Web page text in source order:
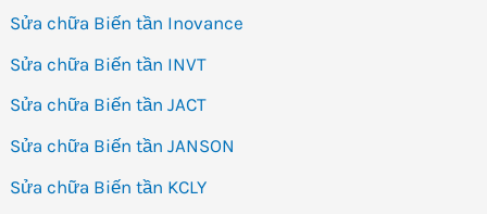
Sửa chữa Biến tần Inovance
Sửa chữa Biến tần INVT
Sửa chữa Biến tần JACT
Sửa chữa Biến tần JANSON
Sửa chữa Biến tần KCLY